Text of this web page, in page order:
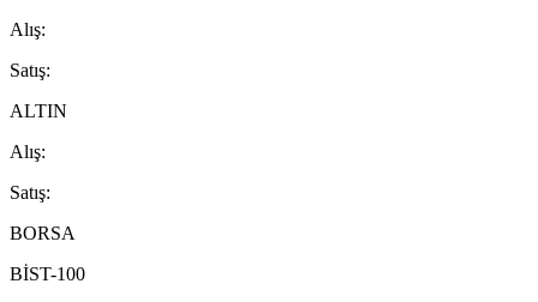
Alış:
Satış:
ALTIN
Alış:
Satış:
BORSA
BİST-100